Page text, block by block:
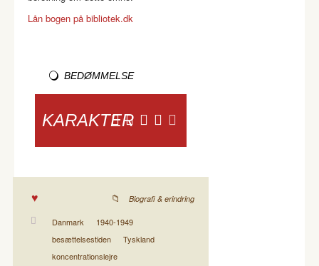
Lån bogen på bibliotek.dk
BEDØMMELSE
KARAKTER
Biografi & erindring
Danmark
1940-1949
besættelsestiden
Tyskland
koncentrationslejre